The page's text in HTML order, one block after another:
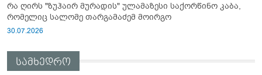
რა ღირს "ზუჰაირ მურადის" ულამაზესი საქორწინო კაბა,
რომელიც სალომე თარგამაძემ მოირგო
30.07.2026
სამხედრო